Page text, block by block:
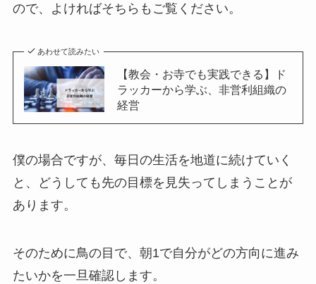
ので、よければそちらもご覧ください。
あわせて読みたい
【教会・お寺でも実践できる】ド
ラッカーから学ぶ、非営利組織の
経営
僕の場合ですが、毎日の生活を地道に続けていく
と、どうしても先の目標を見失ってしまうことが
あります。
そのために鳥の目で、朝1で自分がどの方向に進み
たいかを一旦確認します。